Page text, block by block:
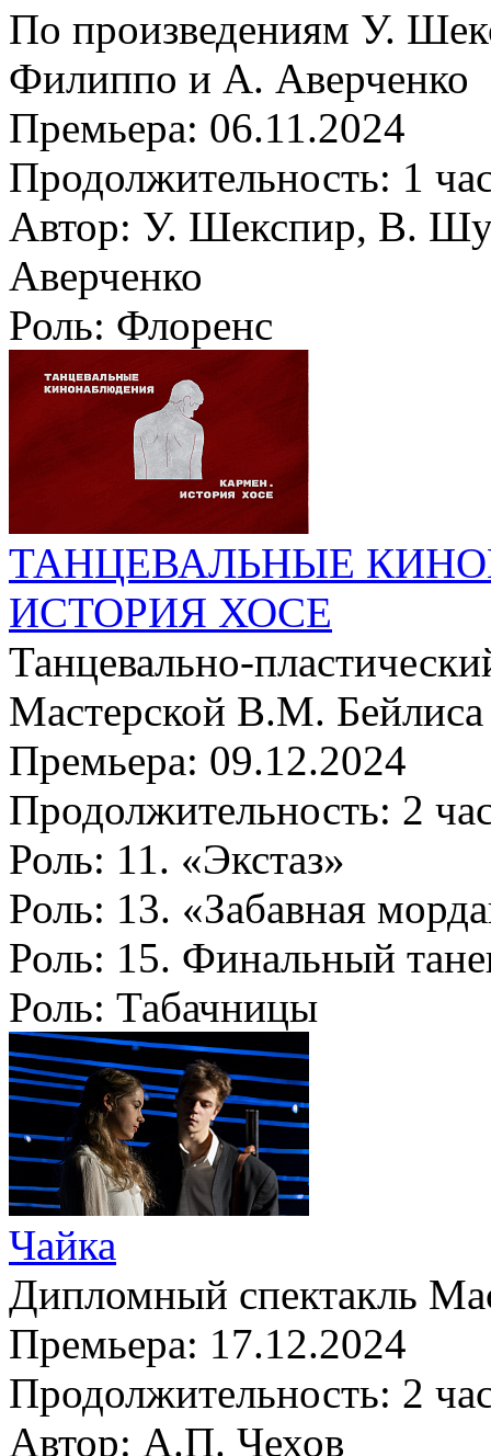
По произведениям У.
Филиппо и А. Аверченко
Премьера: 06.11.2024
Продолжительность: 1
Автор: У. Шекспир, В.
Аверченко
Роль: Флоренс
ТАНЦЕВАЛЬНЫЕ
ИСТОРИЯ ХОСЕ
Танцевально-
Мастерской В.М. Бейлиса
Премьера: 09.12.2024
Продолжительность: 2
Роль: 11. «Экстаз»
Роль: 13. «Забавная
Роль: 15. Финальный
Роль: Табачницы
Чайка
Дипломный спектакль
Премьера: 17.12.2024
Продолжительность: 2
Автор: А.П. Чехов